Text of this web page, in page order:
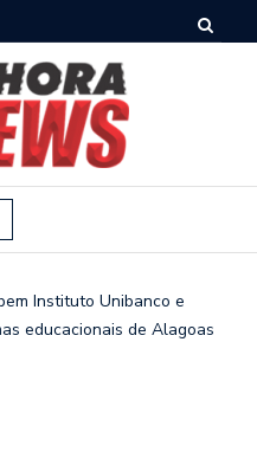
Instituto Unibanco e
educacionais de Alagoas